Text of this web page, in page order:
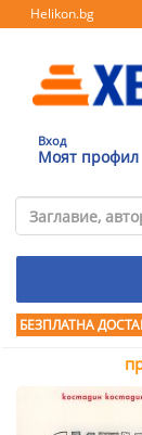
Helikon.bg
Вход
Моят профил
БЕЗПЛАТНА